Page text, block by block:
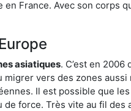
France. Avec son corps
asiatiques. C’est en
vers des zones aussi
Il est possible que
force. Très vite au fil